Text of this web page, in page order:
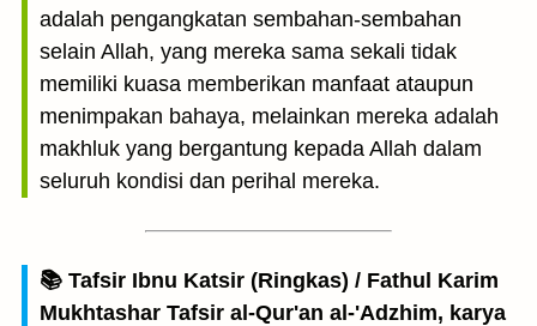
adalah pengangkatan sembahan-sembahan
selain Allah, yang mereka sama sekali tidak
memiliki kuasa memberikan manfaat ataupun
menimpakan bahaya, melainkan mereka adalah
makhluk yang bergantung kepada Allah dalam
seluruh kondisi dan perihal mereka.
📚 Tafsir Ibnu Katsir (Ringkas) / Fathul Karim
Mukhtashar Tafsir al-Qur'an al-'Adzhim, karya